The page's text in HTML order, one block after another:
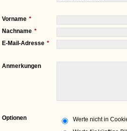
Vorname
Nachname
E-Mail-Adresse
Anmerkungen
Optionen
Werte nicht in